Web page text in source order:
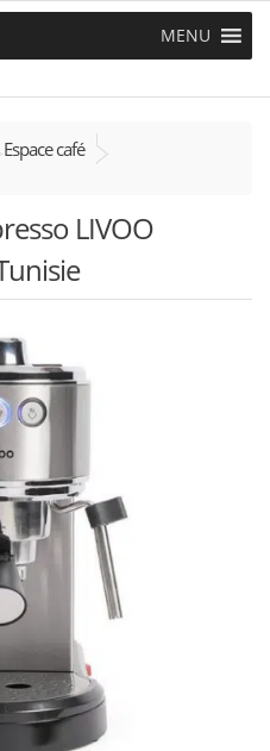
MENU
Espace café
LIVOO